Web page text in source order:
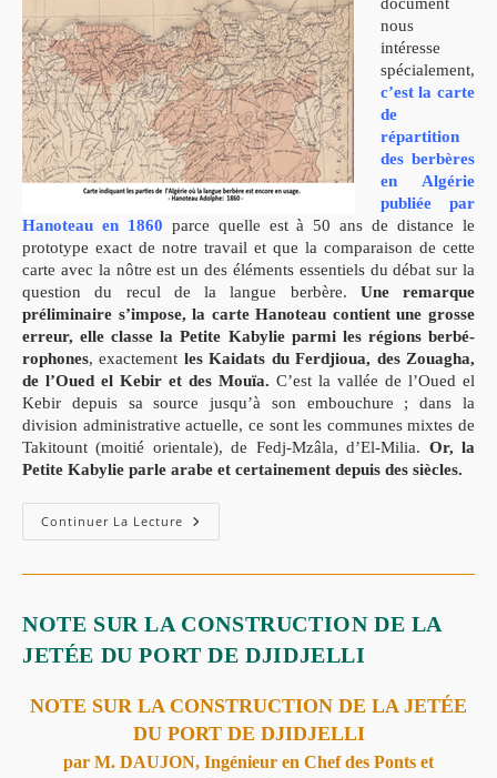
nous
intéresse
spécialement,
c’est la carte
de
répartition
des berbères
en Algérie
publiée par
Hanoteau en 1860 parce quelle est à 50 ans de distance le
prototype exact de notre travail et que la comparaison de cette
carte avec la nôtre est un des éléments essentiels du débat sur la
question du recul de la langue berbère. Une remarque
préliminaire s’impose, la carte Hanoteau contient une grosse
erreur, elle classe la Petite Kabylie parmi les régions berbé-
rophones, exactement les Kaidats du Ferdjioua, des Zouagha,
de l’Oued el Kebir et des Mouïa. C’est la vallée de l’Oued el
Kebir depuis sa source jusqu’à son embouchure ; dans la
division administrative actuelle, ce sont les communes mixtes de
Takitount (moitié orientale), de Fedj-Mzâla, d’El-Milia. Or, la
Petite Kabylie parle arabe et certainement depuis des siècles.
Continuer La Lecture
NOTE SUR LA CONSTRUCTION DE LA
JETÉE DU PORT DE DJIDJELLI
NOTE SUR LA CONSTRUCTION DE LA JETÉE
DU PORT DE DJIDJELLI
par M. DAUJON, Ingénieur en Chef des Ponts et